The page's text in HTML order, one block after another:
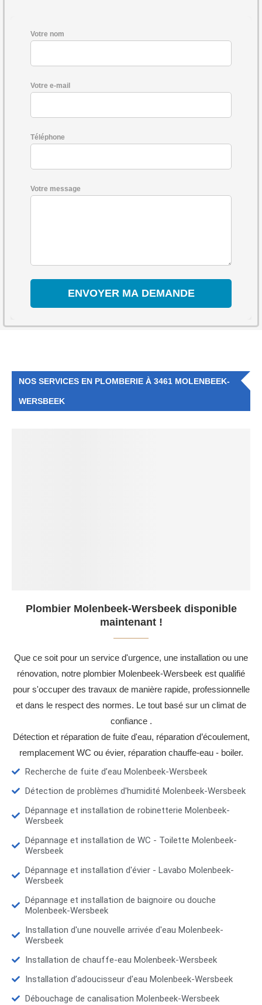
Votre nom
Votre e-mail
Téléphone
Votre message
NOS SERVICES EN PLOMBERIE À 3461 MOLENBEEK-
WERSBEEK
Plombier Molenbeek-Wersbeek disponible
maintenant !
Que ce soit pour un service d'urgence, une installation ou une
rénovation, notre plombier Molenbeek-Wersbeek est qualifié
pour s'occuper des travaux de manière rapide, professionnelle
et dans le respect des normes. Le tout basé sur un climat de
confiance .
Détection et réparation de fuite d'eau, réparation d’écoulement,
remplacement WC ou évier, réparation chauffe-eau - boiler.
Recherche de fuite d’eau Molenbeek-Wersbeek
Détection de problèmes d'humidité Molenbeek-Wersbeek
Dépannage et installation de robinetterie Molenbeek-
Wersbeek
Dépannage et installation de WC - Toilette Molenbeek-
Wersbeek
Dépannage et installation d'évier - Lavabo Molenbeek-
Wersbeek
Dépannage et installation de baignoire ou douche
Molenbeek-Wersbeek
Installation d'une nouvelle arrivée d'eau Molenbeek-
Wersbeek
Installation de chauffe-eau Molenbeek-Wersbeek
Installation d’adoucisseur d'eau Molenbeek-Wersbeek
Débouchage de canalisation Molenbeek-Wersbeek